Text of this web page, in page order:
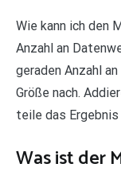
Wie kann ich den
Anzahl an
geraden Anzahl
Größe nach.
teile das
Was ist der